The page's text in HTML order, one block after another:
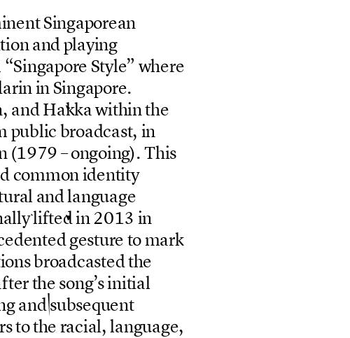
inentSingaporean
tionandplaying
“Singapore Style” where
arininSingapore.
, andHakkawithinthe
publicbroadcast, in
(1979–ongoing).This
dcommonidentity
uralandlanguage
allyliftedin2013 in
edentedgesturetomark
ionsbroadcastedthe
fterthesong’sinitial
gandsubsequent
stotheracial,language,